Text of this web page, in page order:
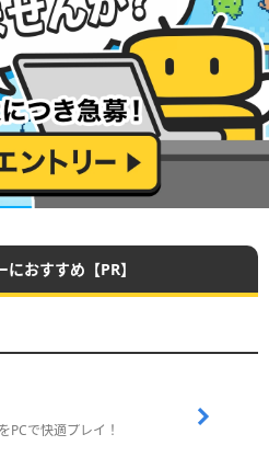
おすすめ【PR】
PCで快適プレイ！